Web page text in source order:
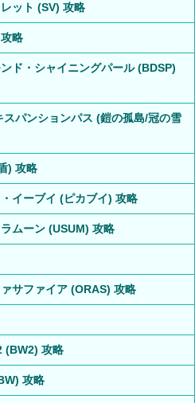
ット (SV) 攻略
略
ド・シャイニングパール (BDSP)
パンションパス (鎧の孤島/冠の雪
) 攻略
イーブイ (ピカブイ) 攻略
ムーン (USUM) 攻略
サファイア (ORAS) 攻略
(BW2) 攻略
攻略